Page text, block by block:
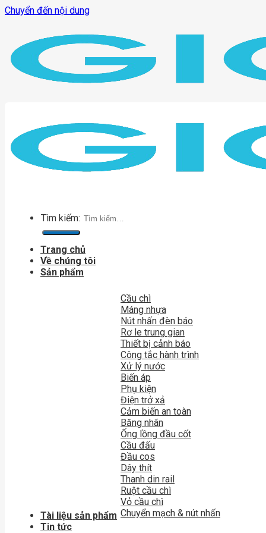
Chuyển đến nội dung
Tìm kiếm:
Trang chủ
Về chúng tôi
Sản phẩm
Cầu chì
Máng nhựa
Nút nhấn đèn báo
Rơ le trung gian
Thiết bị cảnh báo
Công tắc hành trình
Xử lý nước
Biến áp
Phụ kiện
Điện trở xả
Cảm biến an toàn
Băng nhãn
Ống lồng đầu cốt
Cầu đấu
Đầu cos
Dây thít
Thanh din rail
Ruột cầu chì
Vỏ cầu chì
Chuyển mạch & nút nhấn
Tài liệu sản phẩm
Tin tức